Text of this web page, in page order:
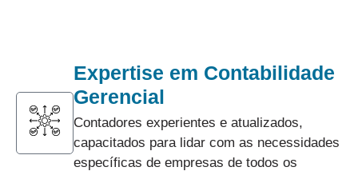
Expertise em Contabilidade
Gerencial
Contadores experientes e atualizados,
capacitados para lidar com as necessidades
específicas de empresas de todos os